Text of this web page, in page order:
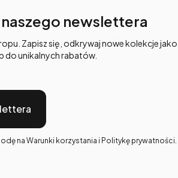
newslettera
Zapisz się, odkrywaj nowe kolekcje jako
do unikalnych rabatów.
na Warunki korzystania i Politykę prywatności.